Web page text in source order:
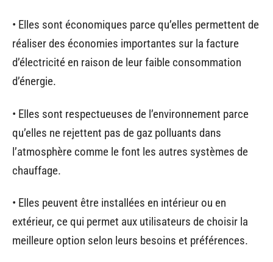
• Elles sont économiques parce qu’elles permettent de
réaliser des économies importantes sur la facture
d’électricité en raison de leur faible consommation
d’énergie.
• Elles sont respectueuses de l’environnement parce
qu’elles ne rejettent pas de gaz polluants dans
l’atmosphère comme le font les autres systèmes de
chauffage.
• Elles peuvent être installées en intérieur ou en
extérieur, ce qui permet aux utilisateurs de choisir la
meilleure option selon leurs besoins et préférences.